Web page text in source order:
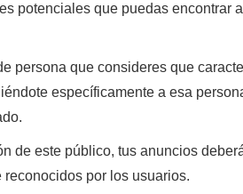
potenciales que puedas encontrar
persona que consideres que
específicamente a esa
de este público, tus anuncios
reconocidos por los usuarios.